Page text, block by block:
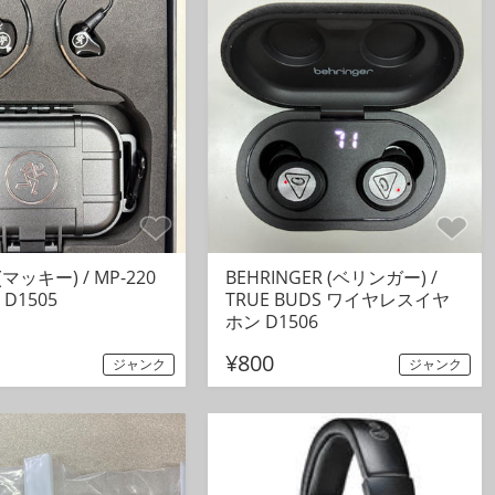
マッキー) / MP-220
D1505
ジャンク
BEHRINGER (ベリンガー) /
TRUE BUDS ワイヤレスイヤ
ホン D1506
¥800 ジャンク